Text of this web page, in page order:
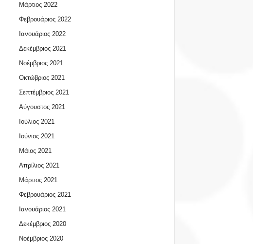
Μάρτιος 2022
Φεβρουάριος 2022
Ιανουάριος 2022
Δεκέμβριος 2021
Νοέμβριος 2021
Οκτώβριος 2021
Σεπτέμβριος 2021
Αύγουστος 2021
Ιούλιος 2021
Ιούνιος 2021
Μάιος 2021
Απρίλιος 2021
Μάρτιος 2021
Φεβρουάριος 2021
Ιανουάριος 2021
Δεκέμβριος 2020
Νοέμβριος 2020